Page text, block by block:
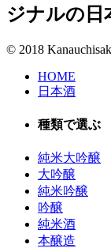
ジナルの日
© 2018
HOME
日本酒
種類で選ぶ
純米大吟醸
大吟醸
純米吟醸
吟醸
純米酒
本醸造